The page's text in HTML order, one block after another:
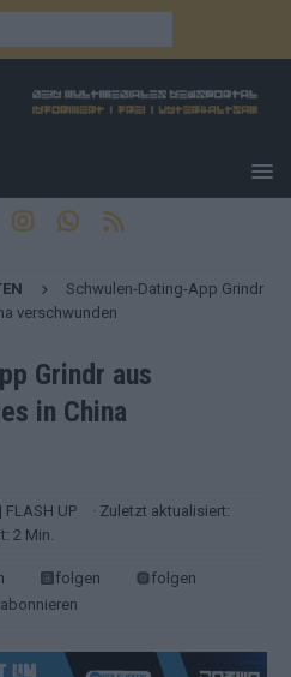
Schwulen-Dating-App Grindr
verschwunden
Grindr aus
in China
FLASH UP
· Zuletzt aktualisiert:
2 Min.
folgen
folgen